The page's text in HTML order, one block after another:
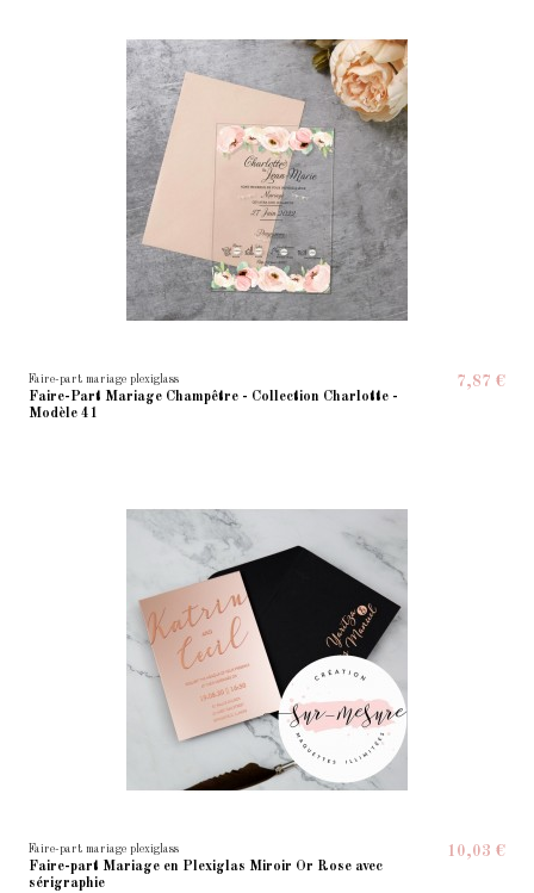
Faire-part mariage plexiglass
Faire-Part Mariage Champêtre - Collection Charlotte -
Modèle 41
7,87 €
Faire-part mariage plexiglass
Faire-part Mariage en Plexiglas Miroir Or Rose avec
sérigraphie
10,03 €